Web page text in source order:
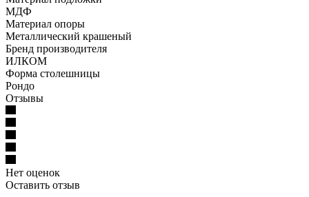
МДФ
Материал опоры
Металлический крашеный
Бренд производителя
ИЛКОМ
Форма столешницы
Рондо
Отзывы
Нет оценок
Оставить отзыв